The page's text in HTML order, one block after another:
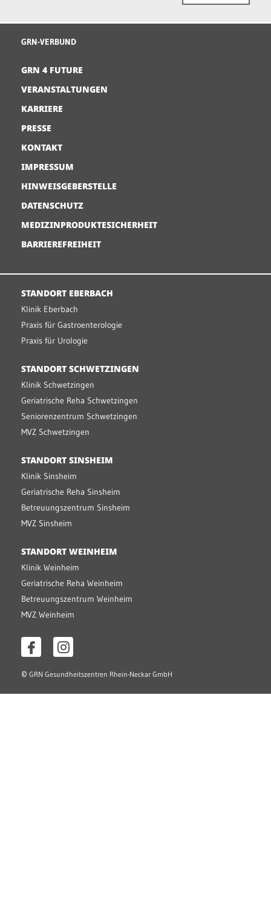
GRN-VERBUND
GRN 4 FUTURE
VERANSTALTUNGEN
KARRIERE
PRESSE
KONTAKT
IMPRESSUM
HINWEISGEBERSTELLE
DATENSCHUTZ
MEDIZINPRODUKTESICHERHEIT
BARRIEREFREIHEIT
STANDORT EBERBACH
Klinik Eberbach
Praxis für Gastroenterologie
Praxis für Urologie
STANDORT SCHWETZINGEN
Klinik Schwetzingen
Geriatrische Reha Schwetzingen
Seniorenzentrum Schwetzingen
MVZ Schwetzingen
STANDORT SINSHEIM
Klinik Sinsheim
Geriatrische Reha Sinsheim
Betreuungszentrum Sinsheim
MVZ Sinsheim
STANDORT WEINHEIM
Klinik Weinheim
Geriatrische Reha Weinheim
Betreuungszentrum Weinheim
MVZ Weinheim
© GRN Gesundheitszentren Rhein-Neckar GmbH